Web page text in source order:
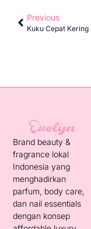
Previous
Brand beauty &
fragrance lokal
Indonesia yang
menghadirkan
parfum, body care,
dan nail essentials
dengan konsep